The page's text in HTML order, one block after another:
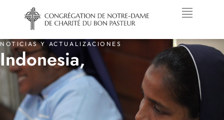
NOTICIAS Y ACTUALIZACIONES
Indonesia,